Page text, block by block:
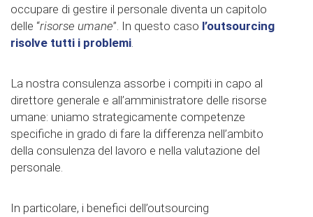
occupare di gestire il personale diventa un capitolo
delle “risorse umane”. In questo caso l’outsourcing
risolve tutti i problemi.
La nostra consulenza assorbe i compiti in capo al
direttore generale e all’amministratore delle risorse
umane: uniamo strategicamente competenze
specifiche in grado di fare la differenza nell’ambito
della consulenza del lavoro e nella valutazione del
personale.
In particolare, i benefici dell’outsourcing